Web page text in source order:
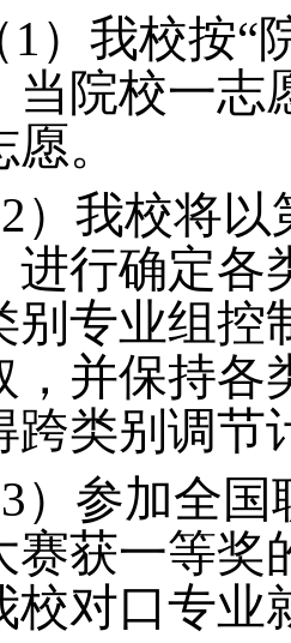
1）我校按
当院校一志
。
我校将以
进行确定各
别专业组控
，并保持各
跨类别调节
参加全国
赛获一等奖
校对口专业